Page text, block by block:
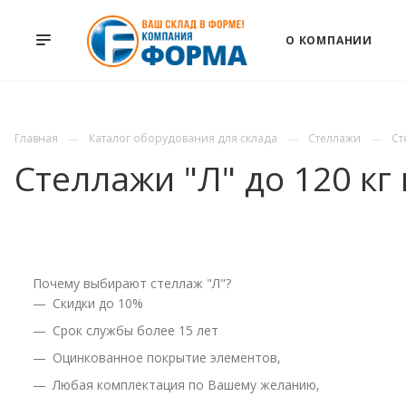
О КОМПАНИИ
Главная Каталог оборудования для склада Стеллажи
Стеллажи "Л" до 120 кг
Почему выбирают стеллаж "Л"?
Cкидки до 10%
Срок службы более 15 лет
Оцинкованное покрытие элементов,
Любая комплектация по Вашему желанию,